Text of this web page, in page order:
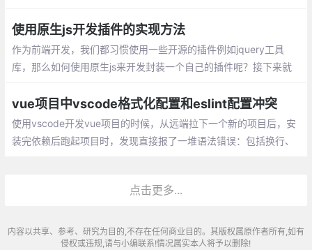
使用原生js开发插件的实现方法
作为前端开发，我们都习惯使用一些开源的插件例如jquery工具
库，那么如何使用原生js来开发封装一个自己的插件呢？接下来就
vue项目中vscode格式化配置和eslint配置冲突
使用vscode开发vue项目的时候，从远端拉下一个新的项目后，安
装完依赖后跑起项目时，发现直接报了一堆语法错误：包括换行、
点击更多...
内容以共享、参考、研究为目的,不存在任何商业目的。其版权属原作者所有,如有
侵权或违规,请与小编联系!情况属实本人将予以删除!